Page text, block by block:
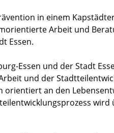
in einem
Arbeit und
Essen.
Essen und der Stadt
und der
orientiert an den
wird